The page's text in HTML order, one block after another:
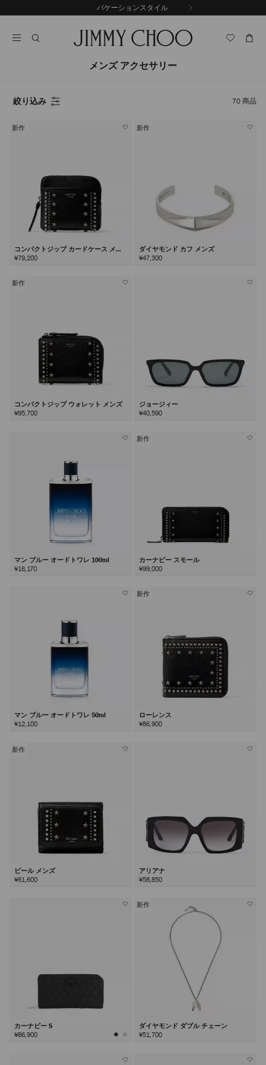
ン
ス
ラ
バケーションスタイル
メンズ アクセサリー
絞り込み 70商品
新作
コンパクトジップ カードケース メン
ズ
¥79,200
新作
ダイヤモンド カフ メンズ
¥47,300
新作
コンパクトジップ ウォレット メンズ
¥95,700
ジョージィー
¥40,590
マン ブルー オードトワレ 100ml
¥16,170
新作
カーナビー スモール
¥99,000
マン ブルー オードトワレ 50ml
¥12,100
新作
ローレンス
¥86,900
新作
ビール メンズ
¥61,600
アリアナ
¥58,850
カーナビー S
¥86,900
新作
ダイヤモンド ダブル チェーン
¥51,700